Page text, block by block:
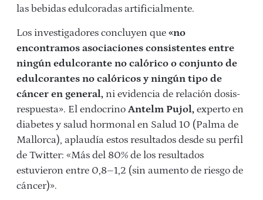
las bebidas edulcoradas artificialmente.
Los investigadores concluyen que «no
encontramos asociaciones consistentes entre
ningún edulcorante no calórico o conjunto de
edulcorantes no calóricos y ningún tipo de
cáncer en general, ni evidencia de relación dosis-
respuesta». El endocrino Antelm Pujol, experto en
diabetes y salud hormonal en Salud 10 (Palma de
Mallorca), aplaudía estos resultados desde su perfil
de Twitter: «Más del 80% de los resultados
estuvieron entre 0,8–1,2 (sin aumento de riesgo de
cáncer)».